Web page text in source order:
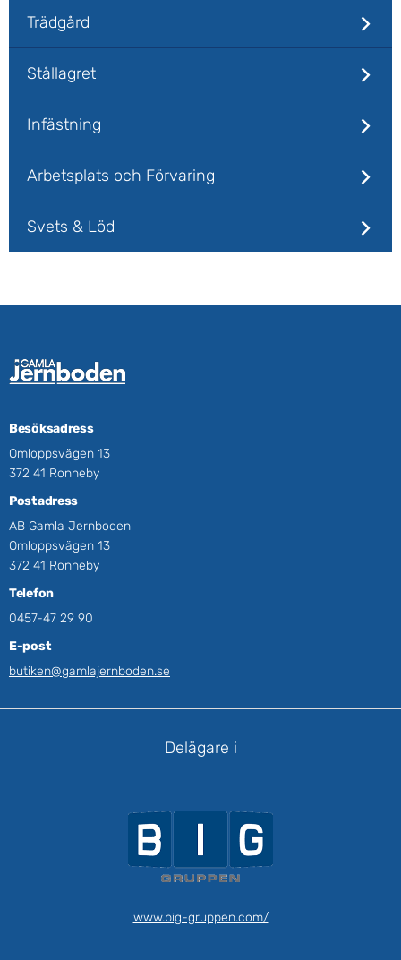
Trädgård
Stållagret
Infästning
Arbetsplats och Förvaring
Svets & Löd
Besöksadress
Omloppsvägen 13
372 41 Ronneby
Postadress
AB Gamla Jernboden
Omloppsvägen 13
372 41 Ronneby
Telefon
0457-47 29 90
E-post
butiken@gamlajernboden.se
Delägare i
www.big-gruppen.com/